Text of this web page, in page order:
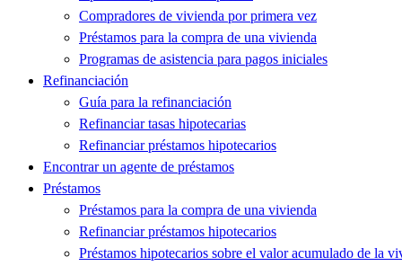
Compradores de vivienda por primera vez
Préstamos para la compra de una vivienda
Programas de asistencia para pagos iniciales
Refinanciación
Guía para la refinanciación
Refinanciar tasas hipotecarias
Refinanciar préstamos hipotecarios
Encontrar un agente de préstamos
Préstamos
Préstamos para la compra de una vivienda
Refinanciar préstamos hipotecarios
Préstamos hipotecarios sobre el valor acumulado de la